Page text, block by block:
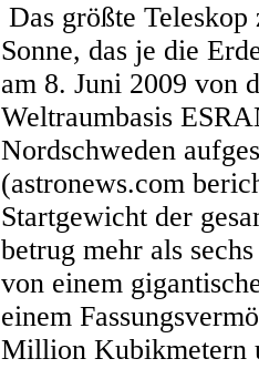
Das größte
Sonne, das je die
am 8. Juni 2009 von
Weltraumbasis
Nordschweden
(astronews.com
Startgewicht der
betrug mehr als
von einem
einem
Million Kubikmetern